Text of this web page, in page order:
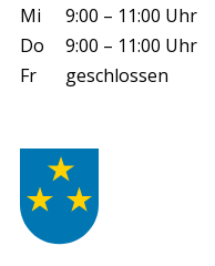
Mi
9:00 – 11:00 Uhr
Do
9:00 – 11:00 Uhr
Fr
geschlossen